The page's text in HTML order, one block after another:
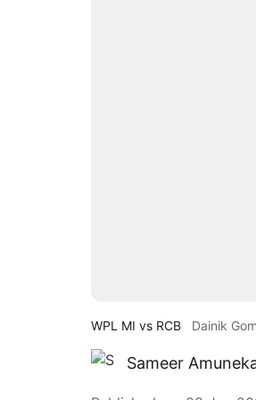
WPL MI vs RCB Dainik
Sameer